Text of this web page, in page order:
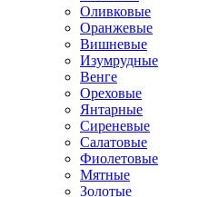
Оливковые
Оранжевые
Вишневые
Изумрудные
Венге
Ореховые
Янтарные
Сиреневые
Салатовые
Фиолетовые
Мятные
Золотые